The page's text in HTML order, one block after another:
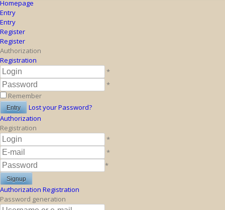
Homepage
Entry
Entry
Register
Register
Authorization
Registration
*
*
Remember
Lost your Password?
Authorization
Registration
*
*
*
Authorization Registration
Password generation